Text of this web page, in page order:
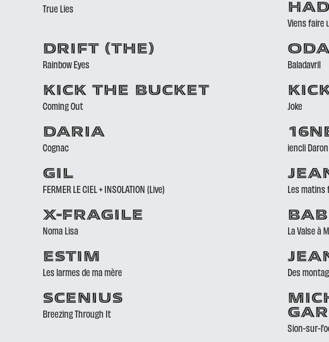
True Lies
Viens faire
DRIFT (THE)
Rainbow Eyes Baladavril
KICK THE BUCKET
Coming Out Joke
DARIA
Cognac iencli Daron
GIL
FERMER LE CIEL + INSOLATION (Live) Les matins
X-FRAGILE
Noma Lisa La Valse à
ESTIM
Les larmes de ma mère Des
SCENIUS
Breezing Through It
Sion-sur-